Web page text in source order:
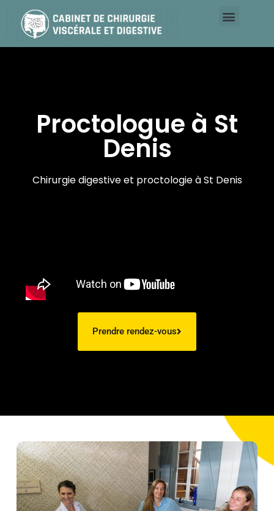
Proctologue à St
Denis
Chirurgie digestive et proctologie à St Denis
Prendre rendez-vous